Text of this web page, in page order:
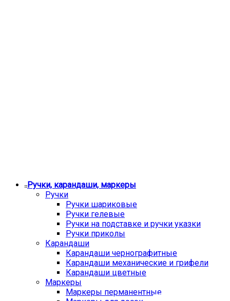
Ручки, карандаши, маркеры
Ручки
Ручки шариковые
Ручки гелевые
Ручки на подставке и ручки указки
Ручки приколы
Карандаши
Карандаши чернографитные
Карандаши механические и грифели
Карандаши цветные
Маркеры
Маркеры перманентные